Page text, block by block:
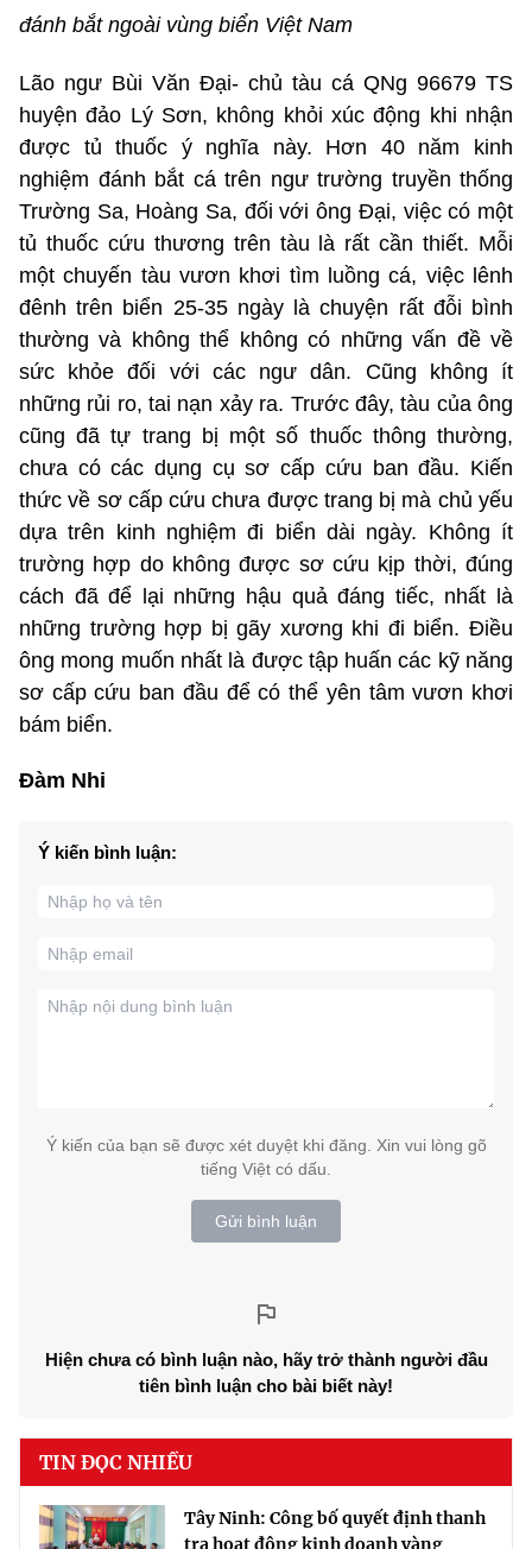
đánh bắt ngoài vùng biển Việt Nam
Lão ngư Bùi Văn Đại- chủ tàu cá QNg 96679 TS
huyện đảo Lý Sơn, không khỏi xúc động khi nhận
được tủ thuốc ý nghĩa này. Hơn 40 năm kinh
nghiệm đánh bắt cá trên ngư trường truyền thống
Trường Sa, Hoàng Sa, đối với ông Đại, việc có một
tủ thuốc cứu thương trên tàu là rất cần thiết. Mỗi
một chuyến tàu vươn khơi tìm luồng cá, việc lênh
đênh trên biển 25-35 ngày là chuyện rất đỗi bình
thường và không thể không có những vấn đề về
sức khỏe đối với các ngư dân. Cũng không ít
những rủi ro, tai nạn xảy ra. Trước đây, tàu của ông
cũng đã tự trang bị một số thuốc thông thường,
chưa có các dụng cụ sơ cấp cứu ban đầu. Kiến
thức về sơ cấp cứu chưa được trang bị mà chủ yếu
dựa trên kinh nghiệm đi biển dài ngày. Không ít
trường hợp do không được sơ cứu kịp thời, đúng
cách đã để lại những hậu quả đáng tiếc, nhất là
những trường hợp bị gãy xương khi đi biển. Điều
ông mong muốn nhất là được tập huấn các kỹ năng
sơ cấp cứu ban đầu để có thể yên tâm vươn khơi
bám biển.
Đàm Nhi
Ý kiến bình luận:
Ý kiến của bạn sẽ được xét duyệt khi đăng. Xin vui lòng gõ
tiếng Việt có dấu.
Gửi bình luận
Hiện chưa có bình luận nào, hãy trở thành người đầu
tiên bình luận cho bài biết này!
TIN ĐỌC NHIỀU
Tây Ninh: Công bố quyết định thanh
tra hoạt động kinh doanh vàng